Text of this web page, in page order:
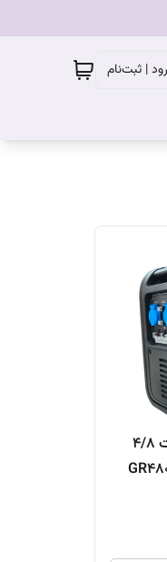
| ثبت‌نام
موتور برق استارتی سوپر سایلنت 4/8